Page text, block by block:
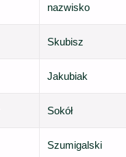
nazwisko
Skubisz
Jakubiak
Sokół
Szumigalski